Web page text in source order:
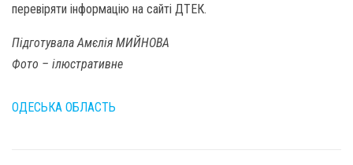
перевіряти інформацію на сайті ДТЕК.
Підготувала Амєлія МИЙНОВА
Фото – ілюстративне
ОДЕСЬКА ОБЛАСТЬ